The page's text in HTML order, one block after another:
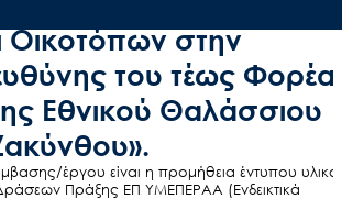
Οικοτόπων στην
του τέως Φορέα
Εθνικού Θαλάσσιου
έργου είναι η προμήθεια έντυπου
Πράξης ΕΠ ΥΜΕΠΕΡΑΑ (Ενδεικτικά